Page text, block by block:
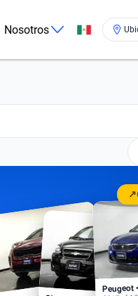
Nosotros
↗
Peugeot